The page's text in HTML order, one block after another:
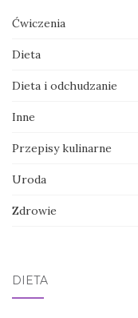
Ćwiczenia
Dieta
Dieta i odchudzanie
Inne
Przepisy kulinarne
Uroda
Zdrowie
DIETA